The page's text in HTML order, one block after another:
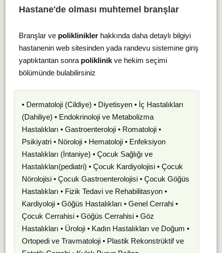
Hastane'de olması muhtemel branşlar
Branşlar ve polikliniklerhakkında daha detaylı bilgiyi
hastanenin web sitesinden yada randevu sistemine giriş
yaptıktantan sonra poliklinikve hekim seçimi
bölümünde bulabilirsiniz
• Dermatoloji (Cildiye) • Diyetisyen • İç Hastalıkları
(Dahiliye) • Endokrinoloji ve Metabolizma
Hastalıkları • Gastroenteroloji • Romatoloji •
Psikiyatri • Nöroloji • Hematoloji • Enfeksiyon
Hastalıkları (İntaniye) • Çocuk Sağlığı ve
Hastalıkları(pediatri) • Çocuk Kardiyolojisi • Çocuk
Nörolojisi • Çocuk Gastroenterolojisi • Çocuk Göğüs
Hastalıkları • Fizik Tedavi ve Rehabilitasyon •
Kardiyoloji • Göğüs Hastalıkları • Genel Cerrahi •
Çocuk Cerrahisi • Göğüs Cerrahisi • Göz
Hastalıkları • Üroloji • Kadın Hastalıkları ve Doğum •
Ortopedi ve Travmatoloji • Plastik Rekonstrüktif ve